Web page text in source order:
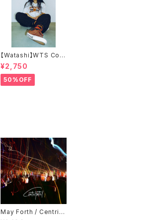
【Watashi】WTS Coll
ege T-shirts【IF I FE
LL限定】
¥2,750
50%OFF
May Forth / Centrip